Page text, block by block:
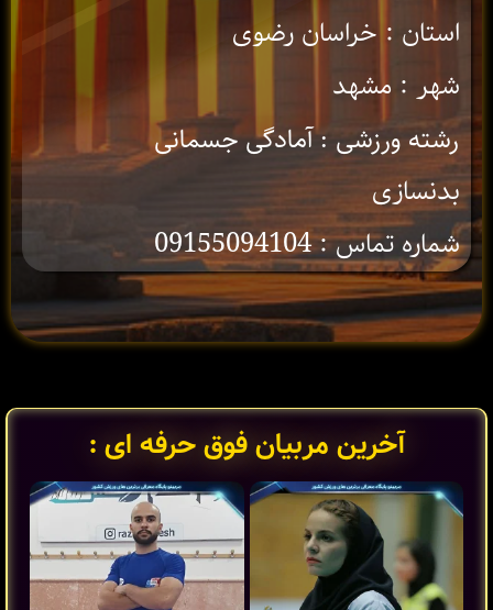
استان : خراسان رضوی
شهر : مشهد
رشته ورزشی : آمادگی جسمانی
بدنسازی
شماره تماس : 09155094104
آخرین مربیان فوق حرفه ای :